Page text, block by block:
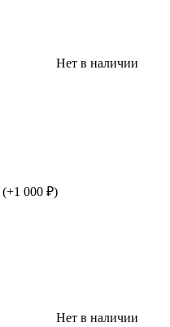
Нет в наличии
(+1 000 ₽)
Нет в наличии